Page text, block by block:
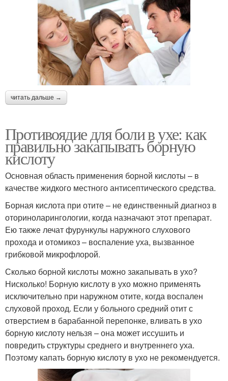
читать дальше →
Противоядие для боли в ухе: как
правильно закапывать борную
кислоту
Основная область применения борной кислоты – в
качестве жидкого местного антисептического средства.
Борная кислота при отите – не единственный диагноз в
оториноларингологии, когда назначают этот препарат.
Ею также лечат фурункулы наружного слухового
прохода и отомикоз – воспаление уха, вызванное
грибковой микрофлорой.
Сколько борной кислоты можно закапывать в ухо?
Нисколько! Борную кислоту в ухо можно применять
исключительно при наружном отите, когда воспален
слуховой проход. Если у больного средний отит с
отверстием в барабанной перепонке, вливать в ухо
борную кислоту нельзя – она может иссушить и
повредить структуры среднего и внутреннего уха.
Поэтому капать борную кислоту в ухо не рекомендуется.